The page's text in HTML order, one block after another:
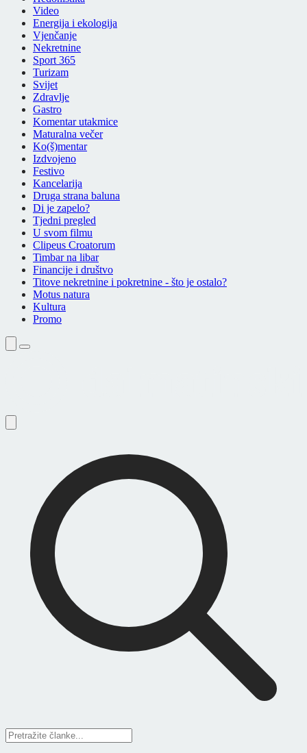
Video
Energija i ekologija
Vjenčanje
Nekretnine
Sport 365
Turizam
Svijet
Zdravlje
Gastro
Komentar utakmice
Maturalna večer
Ko(š)mentar
Izdvojeno
Festivo
Kancelarija
Druga strana baluna
Di je zapelo?
Tjedni pregled
U svom filmu
Clipeus Croatorum
Timbar na libar
Financije i društvo
Titove nekretnine i pokretnine - što je ostalo?
Motus natura
Kultura
Promo